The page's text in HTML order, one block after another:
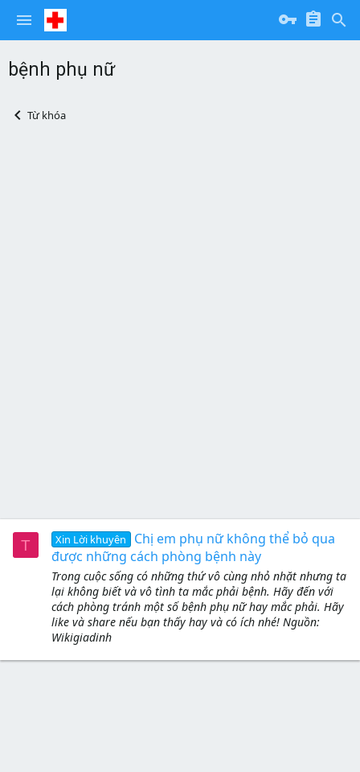
bệnh phụ nữ
Từ khóa
T Xin Lời khuyên
Chị em phụ nữ không thể bỏ qua
được những cách phòng bệnh này
Trong cuộc sống có những thứ vô cùng nhỏ nhặt nhưng ta
lại không biết và vô tình ta mắc phải bệnh. Hãy đến với
cách phòng tránh một số bệnh phụ nữ hay mắc phải. Hãy
like và share nếu bạn thấy hay và có ích nhé! Nguồn:
Wikigiadinh